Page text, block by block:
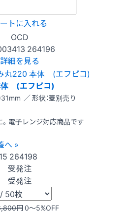
トに入れる
OCD
264196
詳細を見る
体 (エフピコ)
／ 形状：蓋別売り
電子レンジ対応商品です
へ »
264198
受発注
受発注
円0〜5%OFF